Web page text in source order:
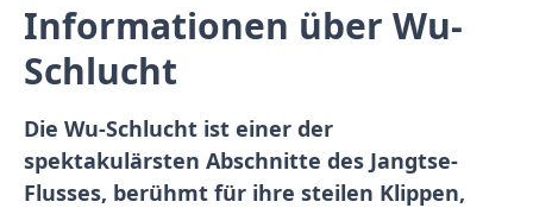
Informationen über Wu-
Schlucht
Die Wu-Schlucht ist einer der
spektakulärsten Abschnitte des Jangtse-
Flusses, berühmt für ihre steilen Klippen,